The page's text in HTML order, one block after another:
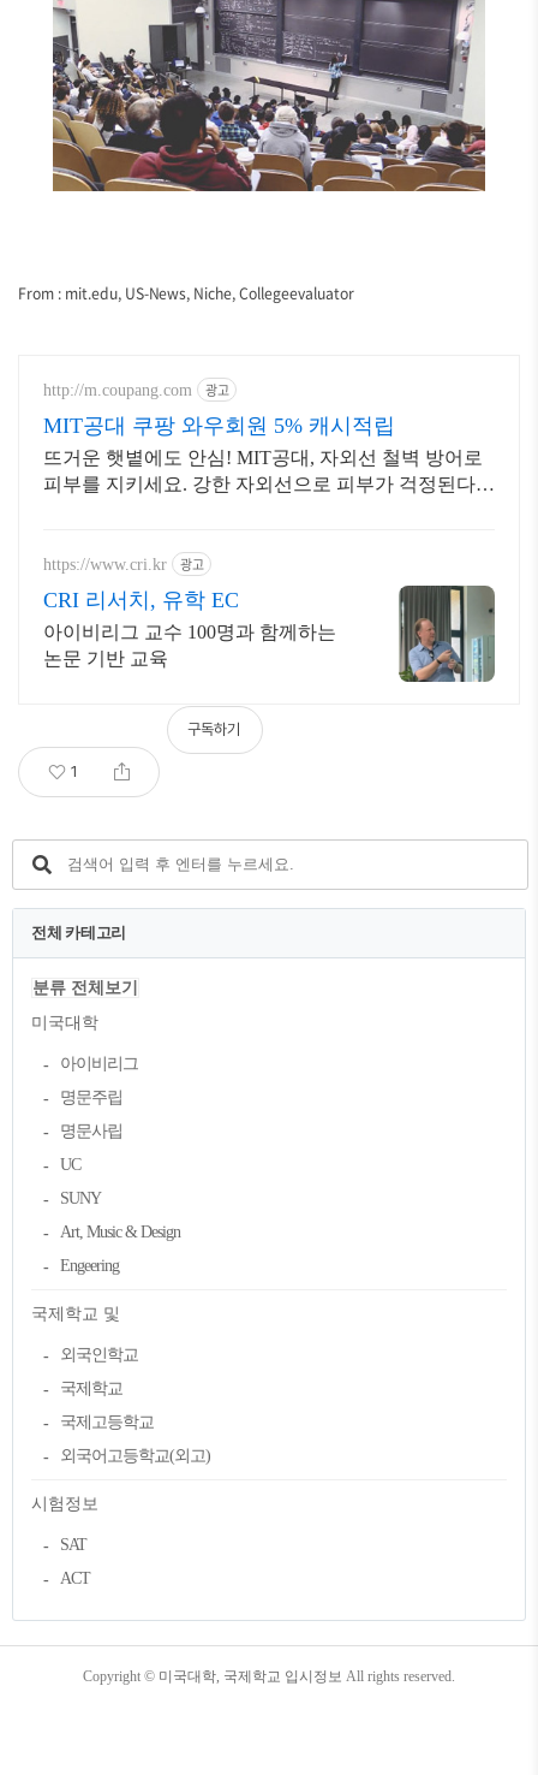
From : mit.edu, US-News, Niche, Collegeevaluator
http://m.coupang.com 광고
MIT공대 쿠팡 와우회원 5% 캐시적립
뜨거운 햇볕에도 안심! MIT공대, 자외선 철벽 방어로
피부를 지키세요. 강한 자외선으로 피부가 걱정된다
https://www.cri.kr 광고
CRI 리서치, 유학 EC
아이비리그 교수 100명과 함께하는
논문 기반 교육
1
구독하기
전체 카테고리
분류 전체보기
미국대학
아이비리그
명문주립
명문사립
UC
SUNY
Art, Music & Design
Engeering
국제학교 및
외국인학교
국제학교
국제고등학교
외국어고등학교(외고)
시험정보
SAT
ACT
Copyright © 미국대학, 국제학교 입시정보 All rights reserved.
TistoryWhaleSkin3.4